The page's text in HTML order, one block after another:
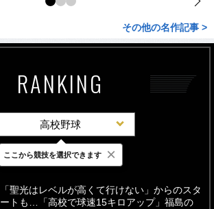
その他の名作記事 >
RANKING
高校野球
最新 24時間 週間
「聖光はレベルが高くて行けない」からのスタ
ートも…「高校で球速15キロアップ」福島の
ここから競技を選択できます ×